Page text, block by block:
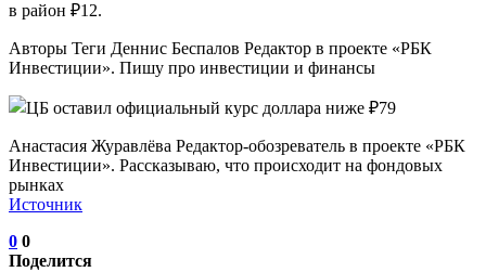
в район ₽12.
Авторы Теги Деннис Беспалов Редактор в проекте «РБК
Инвестиции». Пишу про инвестиции и финансы
Анастасия Журавлёва Редактор-обозреватель в проекте «РБК
Инвестиции». Рассказываю, что происходит на фондовых
рынках
Источник
0 0
Поделится